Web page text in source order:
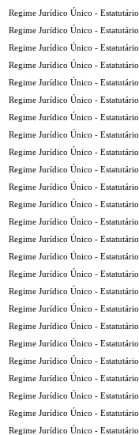
Regime Jurídico Único - Estatutário
Regime Jurídico Único - Estatutário
Regime Jurídico Único - Estatutário
Regime Jurídico Único - Estatutário
Regime Jurídico Único - Estatutário
Regime Jurídico Único - Estatutário
Regime Jurídico Único - Estatutário
Regime Jurídico Único - Estatutário
Regime Jurídico Único - Estatutário
Regime Jurídico Único - Estatutário
Regime Jurídico Único - Estatutário
Regime Jurídico Único - Estatutário
Regime Jurídico Único - Estatutário
Regime Jurídico Único - Estatutário
Regime Jurídico Único - Estatutário
Regime Jurídico Único - Estatutário
Regime Jurídico Único - Estatutário
Regime Jurídico Único - Estatutário
Regime Jurídico Único - Estatutário
Regime Jurídico Único - Estatutário
Regime Jurídico Único - Estatutário
Regime Jurídico Único - Estatutário
Regime Jurídico Único - Estatutário
Regime Jurídico Único - Estatutário
Regime Jurídico Único - Estatutário